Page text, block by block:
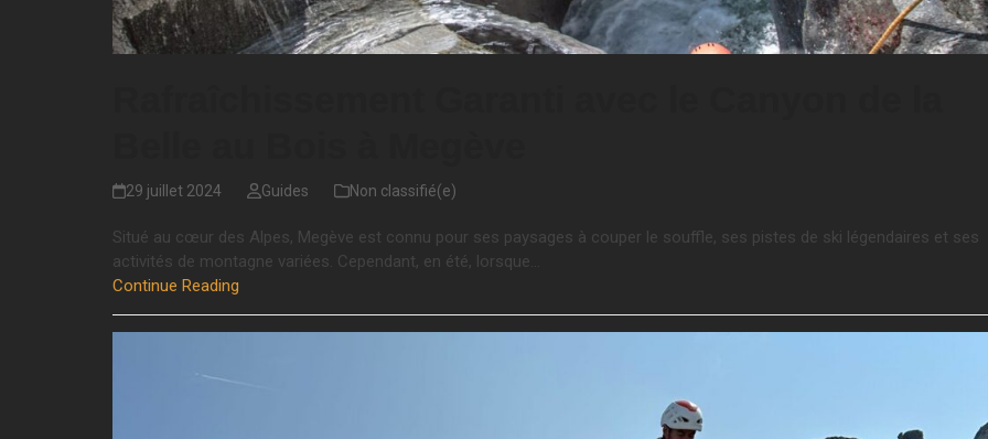
29 juillet 2024 Guides Non classifié(e)
Situé au cœur des Alpes, Megève est connu pour ses paysages à couper le souffle, ses pistes de ski légendaires et ses
activités de montagne variées. Cependant, en été, lorsque…
Continue Reading